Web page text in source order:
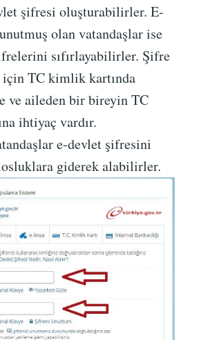
şifresi oluşturabilirler. E-
olan vatandaşlar ise
sıfırlayabilirler. Şifre
için TC kimlik kartında
ve aileden bir bireyin TC
ihtiyaç vardır.
e-devlet şifresini
giderek alabilirler.